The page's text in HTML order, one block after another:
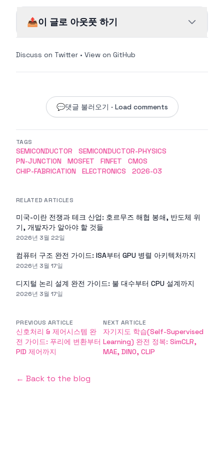
📤이 글로 아웃풋 하기
Discuss on Twitter • View on GitHub
💬댓글 불러오기 · Load comments
TAGS
SEMICONDUCTOR
SEMICONDUCTOR-PHYSICS
PN-JUNCTION
MOSFET FINFET
CMOS
CHIP-FABRICATION
ELECTRONICS 2026-03
RELATED ARTICLES
미국-이란 전쟁과 테크 산업: 호르무즈 해협 봉쇄, 반도체 위
기, 개발자가 알아야 할 것들
2026년 3월 22일
컴퓨터 구조 완전 가이드: ISA부터 GPU 병렬 아키텍처까지
2026년 3월 17일
디지털 논리 설계 완전 가이드: 불 대수부터 CPU 설계까지
2026년 3월 17일
PREVIOUS ARTICLE
신호처리 & 제어시스템 완
전 가이드: 푸리에 변환부터
PID 제어까지
NEXT ARTICLE
자기지도 학습(Self-Supervised
Learning) 완전 정복: SimCLR,
MAE, DINO, CLIP
← Back to the blog